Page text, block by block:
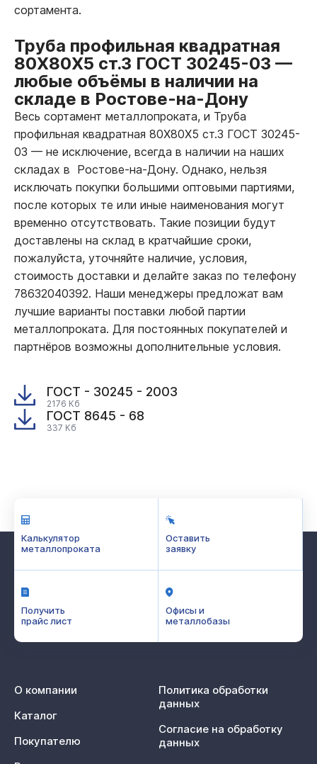
сортамента.
Труба профильная квадратная
80Х80Х5 ст.3 ГОСТ 30245-03 —
любые объёмы в наличии на
складе в Ростове-на-Дону
Весь сортамент металлопроката, и Труба
профильная квадратная 80Х80Х5 ст.3 ГОСТ 30245-
03 — не исключение, всегда в наличии на наших
складах в Ростове-на-Дону. Однако, нельзя
исключать покупки большими оптовыми партиями,
после которых те или иные наименования могут
временно отсутствовать. Такие позиции будут
доставлены на склад в кратчайшие сроки,
пожалуйста, уточняйте наличие, условия,
стоимость доставки и делайте заказ по телефону
78632040392. Наши менеджеры предложат вам
лучшие варианты поставки любой партии
металлопроката. Для постоянных покупателей и
партнёров возможны дополнительные условия.
ГОСТ - 30245 - 2003
2176 Кб
ГОСТ 8645 - 68
337 Кб
Калькулятор
металлопроката
Оставить
заявку
Получить
прайс лист
Офисы и
металлобазы
О компании
Каталог
Покупателю
Политика обработки
данных
Согласие на обработку
данных